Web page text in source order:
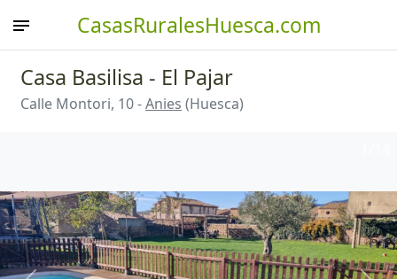
CasasRuralesHuesca.com
Casa Basilisa - El Pajar
Calle Montori, 10 -Anies (Huesca)